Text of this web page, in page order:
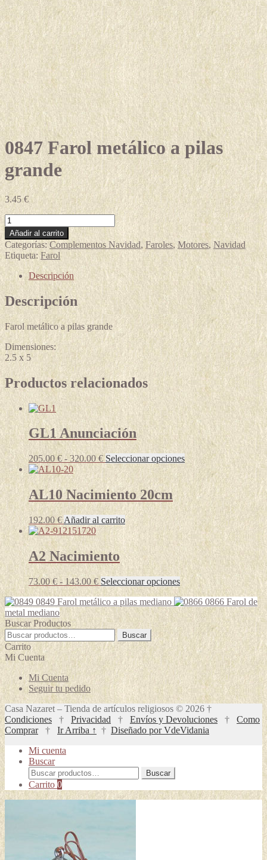
0847 Farol metálico a pilas
grande
3.45€
0847
Farol
metálico
a
pilas
grande
cantidad
Añadir al carrito
Categorías: Complementos Navidad,Faroles, Motores,Navidad
Etiqueta: Farol
Descripción
Descripción
Farol metálico a pilas grande
Dimensiones:
2.5 x 5
Productos relacionados
GL1 Anunciación
205.00€ - 320.00€Rango
de
precios:
desde
205.00 €
hasta
320.00 €
Seleccionar opcionesEste
producto
tiene
múltiples
variantes.
Las
opciones
se
pueden
elegir
en
página
de
producto
AL10 Nacimiento 20cm
192.00€ Añadir al carrito
A2 Nacimiento
73.00 € - 143.00 €Rango
de
precios:
desde
73.00 €
hasta
143.00 €
Seleccionar opcionesEste
producto
tiene
múltiples
variantes.
Las
opciones
se
pueden
elegir
en
la
página
de
producto
0849 Farol metálico a pilas mediano
0866 Farol de
metal mediano
Buscar Productos
Buscar
por:
Buscar
Carrito
Mi Cuenta
Mi Cuenta
Seguir tu pedido
Casa Nazaret – Tienda de artículos religiosos © 2026 †
Condiciones † Privacidad † Envíos y Devoluciones † Como
Comprar† Ir Arriba ↑ † Diseñado por VdeVidania
Mi cuenta
Buscar
Buscar
por:
Buscar
Carrito 0